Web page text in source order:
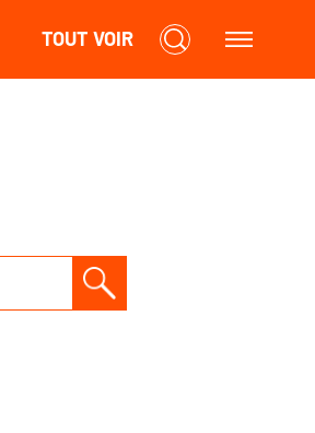
TOUT VOIR